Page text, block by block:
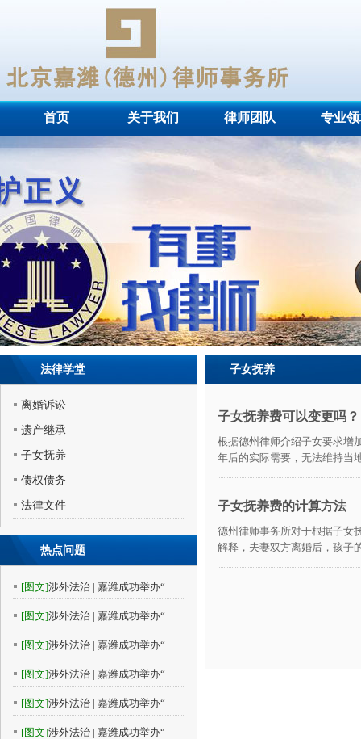
首页 关于我们 律师团队 专业
法律学堂
离婚诉讼
遗产继承
子女抚养
债权债务
法律文件
热点问题
[图文]涉外法治 | 嘉潍成功举办“
[图文]涉外法治 | 嘉潍成功举办“
[图文]涉外法治 | 嘉潍成功举办“
[图文]涉外法治 | 嘉潍成功举办“
[图文]涉外法治 | 嘉潍成功举办“
[图文]涉外法治 | 嘉潍成功举办“
子女抚养
子女抚养费可以变更吗？
根据德州律师介绍子女要求增
年后的实际需要，无法维持当
子女抚养费的计算方法
德州律师事务所对于根据子女
解释，夫妻双方离婚后，孩子